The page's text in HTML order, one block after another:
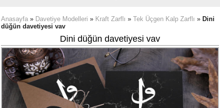
Düğün
Davetiye
Zarfsız,
Hesaplı
Davetiye
Modelleri
Anasayfa » Davetiye Modelleri » Kraft Zarflı » Tek Üçgen Kalp Zarflı » Dini
düğün davetiyesi vav
Dini düğün davetiyesi vav